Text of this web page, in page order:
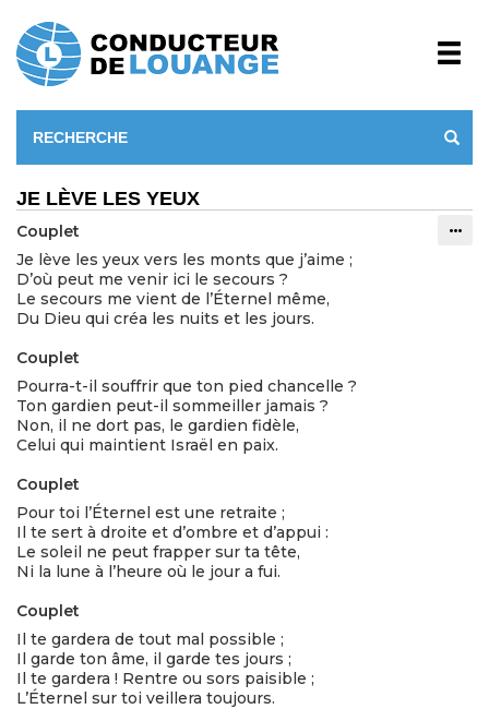
JE LÈVE LES YEUX
Couplet
Je lève les yeux vers les monts que j’aime ;
D’où peut me venir ici le secours ?
Le secours me vient de l’Éternel même,
Du Dieu qui créa les nuits et les jours.
Couplet
Pourra-t-il souffrir que ton pied chancelle ?
Ton gardien peut-il sommeiller jamais ?
Non, il ne dort pas, le gardien fidèle,
Celui qui maintient Israël en paix.
Couplet
Pour toi l’Éternel est une retraite ;
Il te sert à droite et d’ombre et d’appui :
Le soleil ne peut frapper sur ta tête,
Ni la lune à l’heure où le jour a fui.
Couplet
Il te gardera de tout mal possible ;
Il garde ton âme, il garde tes jours ;
Il te gardera ! Rentre ou sors paisible ;
L’Éternel sur toi veillera toujours.